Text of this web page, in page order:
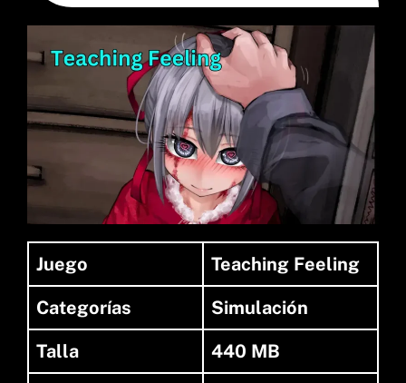
Juego
Teaching Feeling
Categorías
Simulación
Talla
440 MB